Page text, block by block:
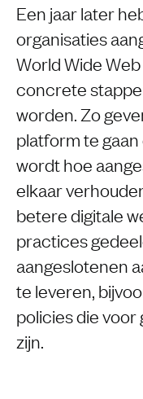
Een jaar later
organisaties
World Wide
concrete
worden. Zo
platform te
wordt hoe
elkaar
betere digitale
practices
aangeslotenen
te leveren,
policies die
zijn.